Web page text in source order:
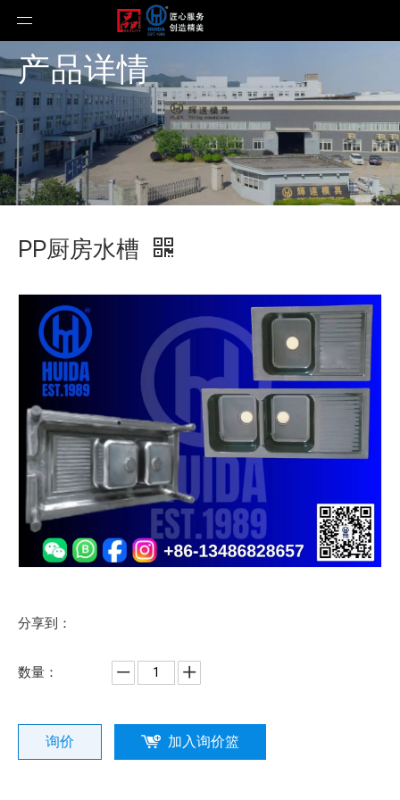
产品详情
PP厨房水槽
分享到：
数量：
询价 加入询价篮